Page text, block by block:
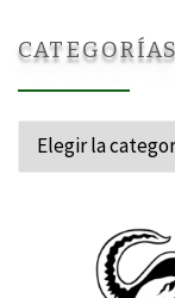
CATEGORÍAS
Categorías